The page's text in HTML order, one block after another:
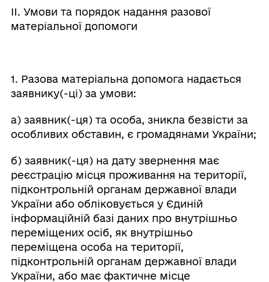
II. Умови та порядок надання разової
матеріальної допомоги
1. Разова матеріальна допомога надається
заявнику(-ці) за умови:
а) заявник(-ця) та особа, зникла безвісти за
особливих обставин, є громадянами України;
б) заявник(-ця) на дату звернення має
реєстрацію місця проживання на території,
підконтрольній органам державної влади
України або обліковується у Єдиній
інформаційній базі даних про внутрішньо
переміщених осіб, як внутрішньо
переміщена особа на території,
підконтрольній органам державної влади
України, або має фактичне місце